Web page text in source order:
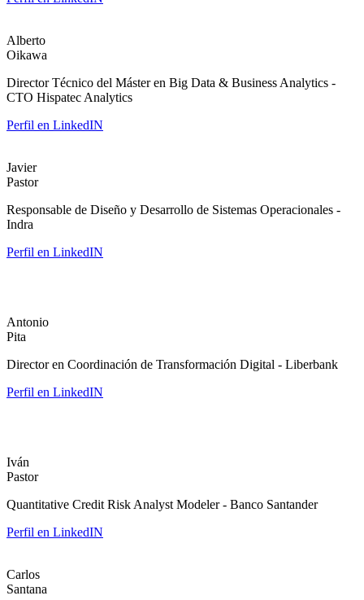
Alberto
Oikawa
Director Técnico del Máster en Big Data & Business Analytics -
CTO Hispatec Analytics
Perfil en LinkedIN
Javier
Pastor
Responsable de Diseño y Desarrollo de Sistemas Operacionales -
Indra
Perfil en LinkedIN
Antonio
Pita
Director en Coordinación de Transformación Digital - Liberbank
Perfil en LinkedIN
Iván
Pastor
Quantitative Credit Risk Analyst Modeler - Banco Santander
Perfil en LinkedIN
Carlos
Santana